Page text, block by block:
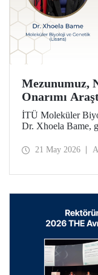
Mezunumuz,
Onarımı
Forbes 30
İTÜ Moleküler
Dr. Xhoela Bame,
çalışmaları
21 May 2026